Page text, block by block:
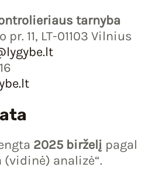
tarnyba
11, LT-01103 Vilnius
2025 birželį pagal
analizė“.